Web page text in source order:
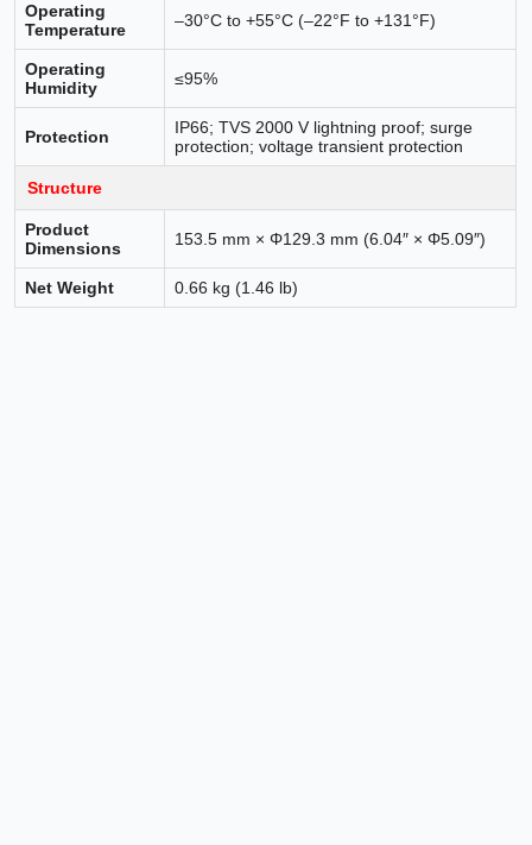
Operating
Temperature
–30°C to +55°C (–22°F to +131°F)
Operating
Humidity
≤95%
Protection
IP66; TVS 2000 V lightning proof; surge
protection; voltage transient protection
Structure
Product
Dimensions
153.5 mm × Φ129.3 mm (6.04″ × Φ5.09″)
Net Weight 0.66 kg (1.46 lb)